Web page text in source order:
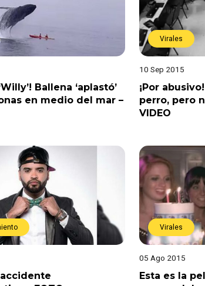
Ballena ‘aplastó’
en medio del mar –
Virales
10 Sep 2015
¡Por
perro, pero
VIDEO
Virales
05 Ago 2015
Esta es la